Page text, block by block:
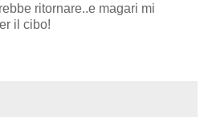
ritornare..e magari mi
il cibo!